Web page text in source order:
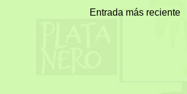
Entrada más reciente